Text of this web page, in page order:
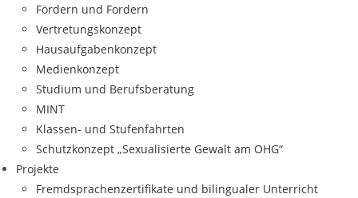
Fördern und Fordern
Vertretungskonzept
Hausaufgabenkonzept
Medienkonzept
Studium und Berufsberatung
MINT
Klassen- und Stufenfahrten
Schutzkonzept „Sexualisierte Gewalt am OHG“
Projekte
Fremdsprachenzertifikate und bilingualer Unterricht